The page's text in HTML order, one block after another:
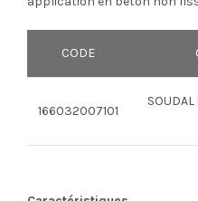
CODE
166032007101